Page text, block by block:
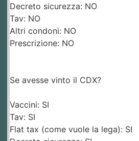
Decreto sicurezza: NO
Tav: NO
Altri condoni: NO
Prescrizione: NO
Se avesse vinto il CDX?
Vaccini: SI
Tav: SI
Flat tax (come vuole la lega): SI